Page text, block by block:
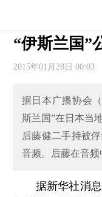
“伊斯兰国”
2015年01月28日 00:03
据日本广播协会
斯兰国”在日本当
后藤健二手持被
音频。后藤在音频
据新华社消息